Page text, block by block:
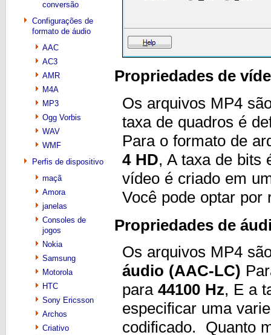
conversão
Configurações de
formato de áudio
AAC
AC3
AMR
M4A
MP3
Ogg Vorbis
WAV
WMF
Perfis de dispositivo
maçã
Amora
janelas
Consoles de
jogos
Nokia
Samsung
Motorola
HTC
Sony Ericsson
Archos
Criativo
Propriedades de
Os arquivos MP4
taxa de quadros é
Para o formato de
4 HD, A taxa de bits
vídeo é criado em
Você pode optar por
Propriedades de
Os arquivos MP4
áudio (AAC-LC)
para 44100 Hz, E a
especificar uma
codificado. Quanto